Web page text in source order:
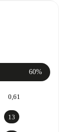
60%
0,61
13